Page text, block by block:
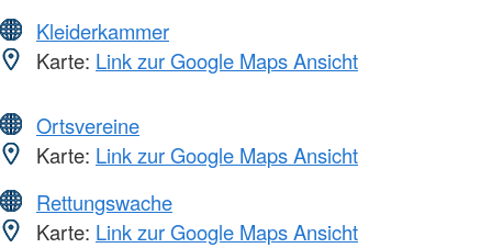
Kleiderkammer
Karte: Link zur Google Maps Ansicht
Ortsvereine
Karte: Link zur Google Maps Ansicht
Rettungswache
Karte: Link zur Google Maps Ansicht